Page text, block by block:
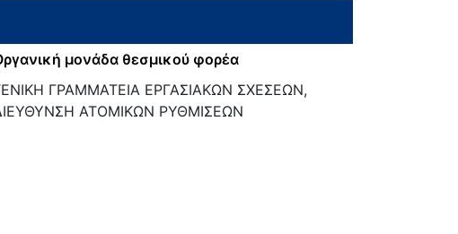
μονάδα θεσμικού φορέα
ΓΡΑΜΜΑΤΕΙΑ ΕΡΓΑΣΙΑΚΩΝ ΣΧΕΣΕΩΝ,
ΑΤΟΜΙΚΩΝ ΡΥΘΜΙΣΕΩΝ